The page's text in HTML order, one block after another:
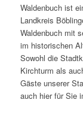
Waldenbuch ist
Landkreis
Waldenbuch mit
im historischen
Sowohl die
Kirchturm als
Gäste unserer
auch hier für Sie